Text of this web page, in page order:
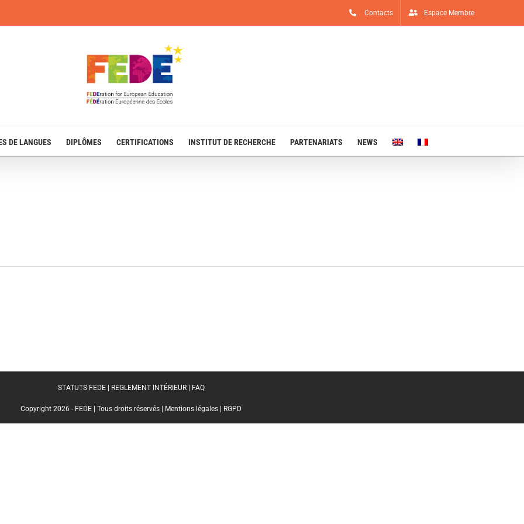
Contacts Espace Membre
DE LANGUES DIPLÔMES CERTIFICATIONS INSTITUT DE RECHERCHE PARTENARIATS NEWS
STATUTS FEDE| REGLEMENT INTÉRIEUR| FAQ
Copyright 2026 - FEDE | Tous droits réservés | Mentions légales RGPD